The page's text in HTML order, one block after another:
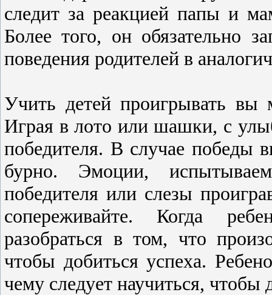
следит за реакцией папы и
Более того, он обязательно
поведения родителей в
Учить детей проигрывать
Играя в лото или шашки, с
победителя. В случае победы
бурно. Эмоции,
победителя или слезы
сопереживайте. Когда
разобраться в том, что
чтобы добиться успеха.
чему следует научиться, чтобы